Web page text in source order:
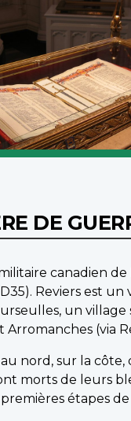
DE
canadien
Reviers est un
un
Arromanches (via
nord, sur la côte,
morts de leurs
étapes